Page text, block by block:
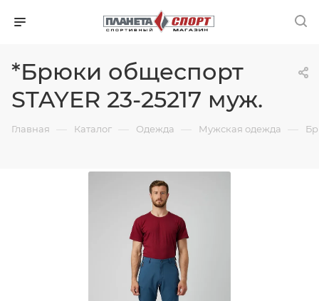
*Брюки общеспорт
STAYER 23-25217 муж.
Главная — Каталог — Одежда — Мужская одежда —